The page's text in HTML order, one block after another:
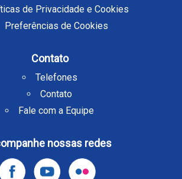
de Privacidade e Cookies
Preferências de Cookies
Contato
Telefones
Contato
Fale com a Equipe
nossas redes